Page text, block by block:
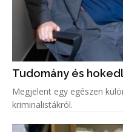
Tudomány és
Megjelent egy egészen
kriminalistákról.